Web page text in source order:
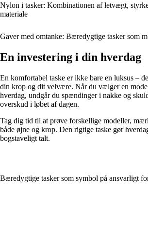
Nylon i tasker: Kombinationen af letvægt,
materiale
Gaver med omtanke: Bæredygtige tasker som
En investering i din hverdag
En komfortabel taske er ikke bare en luksus –
din krop og dit velvære. Når du vælger en
hverdag, undgår du spændinger i nakke og
overskud i løbet af dagen.
Tag dig tid til at prøve forskellige modeller,
både øjne og krop. Den rigtige taske gør
bogstaveligt talt.
Bæredygtige tasker som symbol på ansvarligt